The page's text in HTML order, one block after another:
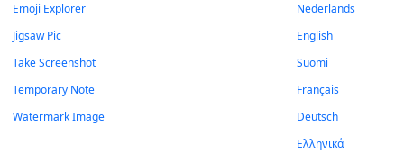
Emoji Explorer
Jigsaw Pic
Take Screenshot
Temporary Note
Watermark Image
Nederlands
English
Suomi
Français
Deutsch
Ελληνικά